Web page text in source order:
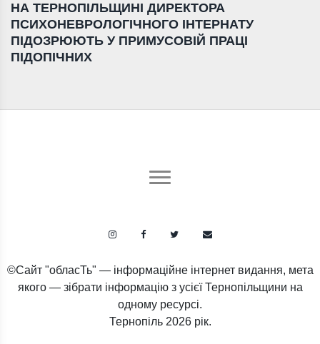
НА ТЕРНОПІЛЬЩИНІ ДИРЕКТОРА
ПСИХОНЕВРОЛОГІЧНОГО ІНТЕРНАТУ
ПІДОЗРЮЮТЬ У ПРИМУСОВІЙ ПРАЦІ
ПІДОПІЧНИХ
©Сайт "обласТь" — інформаційне інтернет видання, мета
якого — зібрати інформацію з усієї Тернопільщини на
одному ресурсі.
Тернопіль 2026 рік.